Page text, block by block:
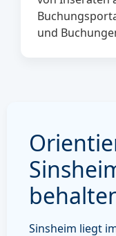
und
Sinsheim liegt